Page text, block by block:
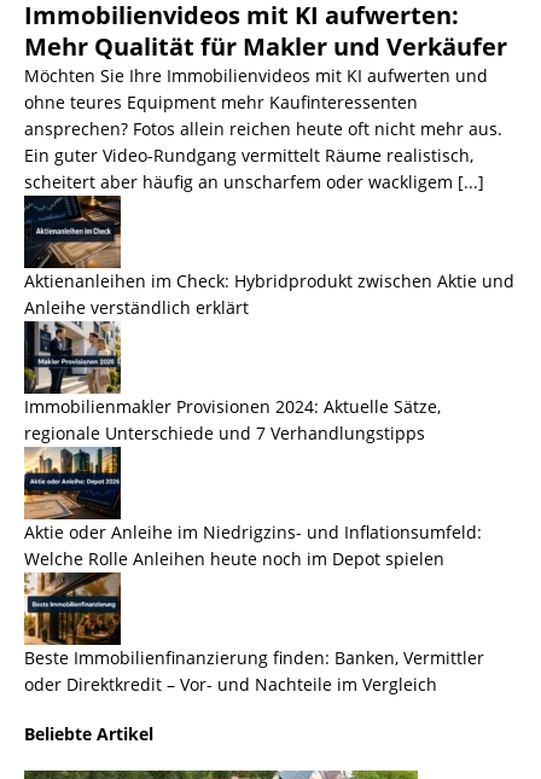
Immobilienvideos mit KI aufwerten:
Mehr Qualität für Makler und Verkäufer
Möchten Sie Ihre Immobilienvideos mit KI aufwerten und
ohne teures Equipment mehr Kaufinteressenten
ansprechen? Fotos allein reichen heute oft nicht mehr aus.
Ein guter Video-Rundgang vermittelt Räume realistisch,
scheitert aber häufig an unscharfem oder wackligem [...]
Aktienanleihen im Check: Hybridprodukt zwischen Aktie und
Anleihe verständlich erklärt
Immobilienmakler Provisionen 2024: Aktuelle Sätze,
regionale Unterschiede und 7 Verhandlungstipps
Aktie oder Anleihe im Niedrigzins- und Inflationsumfeld:
Welche Rolle Anleihen heute noch im Depot spielen
Beste Immobilienfinanzierung finden: Banken, Vermittler
oder Direktkredit – Vor- und Nachteile im Vergleich
Beliebte Artikel